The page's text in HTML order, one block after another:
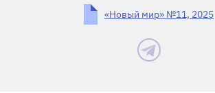
«Новый мир» №11, 2025